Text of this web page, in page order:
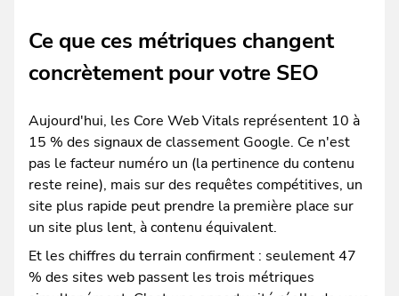
Ce que ces métriques changent
concrètement pour votre SEO
Aujourd'hui, les Core Web Vitals représentent 10 à
15 % des signaux de classement Google. Ce n'est
pas le facteur numéro un (la pertinence du contenu
reste reine), mais sur des requêtes compétitives, un
site plus rapide peut prendre la première place sur
un site plus lent, à contenu équivalent.
Et les chiffres du terrain confirment : seulement 47
% des sites web passent les trois métriques